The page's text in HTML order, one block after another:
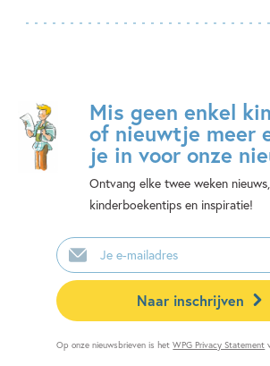
Mis geen enkel
of nieuwtje meer
je in voor onze
Ontvang elke twee weken nieuws,
kinderboekentips en inspiratie!
E-
mailadres
Naar inschrijven
Op onze nieuwsbrieven is hetWPG Privacy Statement